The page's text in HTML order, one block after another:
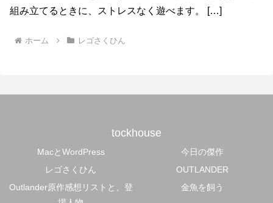
組み立てるときに、ストレスなく遊べます。 […]
ホーム レゴさくひん
tockhouse
MacとWordPress
今日の傑作
レゴさくひん
OUTLANDER
Outlander原作感想リストと、登
金魚を飼う